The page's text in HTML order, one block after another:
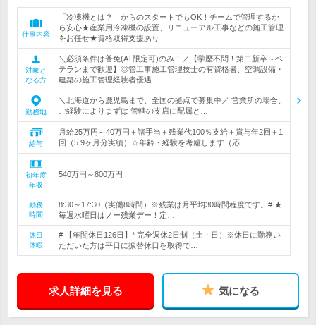
仕事内容
「冷凍機とは？」からのスタートでもOK！チームで管理するか
ら安心★産業用冷凍機の設置、リニューアル工事などの施工管理
をお任せ★資格取得支援あり
対象と
なる方
＼必須条件は普免(AT限定可)のみ！／【学歴不問！第二新卒～ベ
テランまで歓迎】◎管工事施工管理技士の有資格者、空調設備・
建築の施工管理経験者優遇
勤務地
＼北海道から鹿児島まで、全国の拠点で募集中／ 営業所の場合、
ご経験によりまずは 管轄の支店に配属と…
給与
月給25万円～40万円＋諸手当＋残業代100％支給＋賞与年2回＋1
回（5.9ヶ月分実績）☆年齢・経験を考慮します（応…
初年度
年収
540万円～800万円
勤務
時間
8:30～17:30（実働8時間）※残業は月平均30時間程度です。# ★
毎週水曜日はノー残業デー！定…
休日
休暇
# 【年間休日126日】* 完全週休2日制（土・日）※休日に勤務い
ただいた方は平日に振替休日を取得で…
求人詳細を見る 気になる